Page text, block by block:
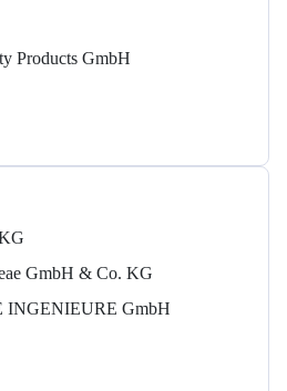
Products GmbH
GmbH & Co. KG
GmbH